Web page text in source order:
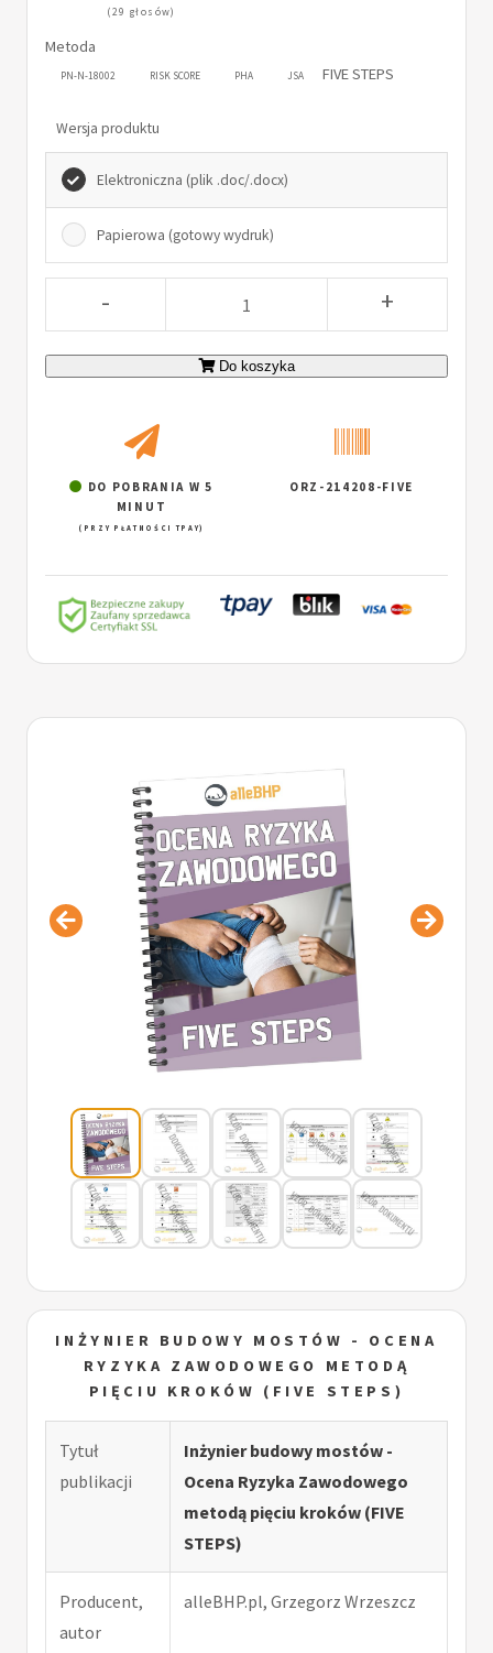
INŻYNIER BUDOWY MOSTÓW - OCENA
RYZYKA ZAWODOWEGO METODĄ
PIĘCIU KROKÓW (FIVE STEPS)
Tytuł
publikacji
Inżynier budowy mostów -
Ocena Ryzyka Zawodowego
metodą pięciu kroków (FIVE
STEPS)
Producent,
autor
alleBHP.pl, Grzegorz Wrzeszcz
(29 głosów)
Metoda
PN-N-18002 RISK SCORE PHA JSA FIVE STEPS
Wersja produktu
Elektroniczna (plik .doc/.docx)
Papierowa (gotowy wydruk)
- +
Do koszyka
DO POBRANIA W 5
MINUT
(PRZY PŁATNOŚCI TPAY)
ORZ-214208-FIVE